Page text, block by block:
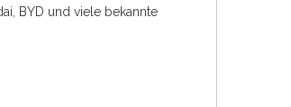
BYD und viele bekannte